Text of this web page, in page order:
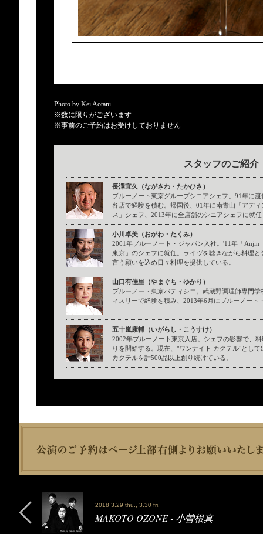
Photo by Kei Aotani
※数に限りがございます
※事前のご予約はお受けしておりません
スタッフのご紹介
長澤宜久（ながさわ・たかひさ）
ブルーノート東京グループシニアシェフ。91年に
各店で経験を積む。帰国後、01年に南青山「アデ
ス」シェフ、2013年に全店舗のシニアシェフに就
小川卓美（おがわ・たくみ）
2001年ブルーノート・ジャパン入社。'11年「
東京」のシェフに就任。ライヴを聴きながら料理
言う願いを込め日々料理を提供している。
山口有佳里（やまぐち・ゆかり）
ブルーノート東京パティシエ。武蔵野調理師専門
ィスリーで経験を積み、2013年6月にブルーノート
五十嵐康輔（いがらし・こうすけ）
2002年ブルーノート東京入店。シェフの影響で、
りを開始する。現在、"ワンナイト カクテル"とし
カクテルを計500品以上創り続けている。
2018 3.29 thu., 3.30 fri.
MAKOTO OZONE - 小曽根真